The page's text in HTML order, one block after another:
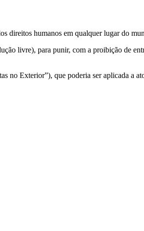
direitos humanos em qualquer lugar do
livre), para punir, com a proibição de
no Exterior”), que poderia ser aplicada a